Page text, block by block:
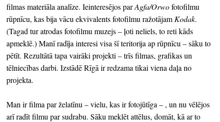
filmas materiāla analīze. Ieinteresējos parAgfa/Orwofotofilmu
rūpnīcu, kas bija vācu ekvivalents fotofilmu ražotājam Kodak.
(Tagad tur atrodas fotofilmu muzejs – ļoti neliels, to reti kāds
apmeklē.) Manī radīja interesi visa šī teritorija ap rūpnīcu – sāku to
pētīt. Rezultātā tapa vairāki projekti – trīs filmas, grafikas un
tēlniecības darbi. Izstādē Rīgā ir redzama tikai viena daļa no
projekta.
Man ir filma par želatīnu – vielu, kas ir fotojūtīga – , un nu vēlējos
arī radīt filmu par sudrabu. Sāku meklēt attēlus, domāt, kā ar to